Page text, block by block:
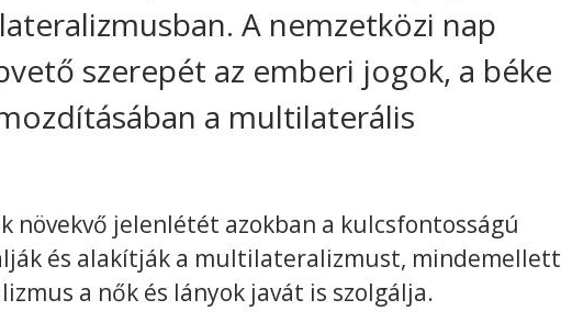
A nemzetközi nap
szerepét az emberi jogok, a béke
a multilaterális
növekvő jelenlétét azokban a kulcsfontosságú
és alakítják a multilateralizmust, mindemellett
a nők és lányok javát is szolgálja.